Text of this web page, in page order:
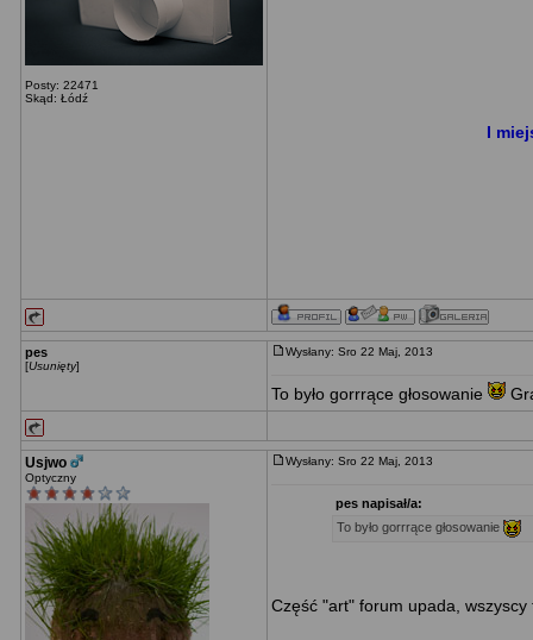
Posty: 22471
Skąd: Łódź
I
pes
[Usunięty]
Wysłany: Sro 22 Maj, 2013
To było gorrrące głosowanie
Usjwo
Optyczny
Wysłany: Sro 22 Maj, 2013
pes napisał/a:
To było gorrrące głosowanie
Część "art" forum upada,